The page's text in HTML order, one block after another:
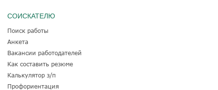
СОИСКАТЕЛЮ
Поиск работы
Анкета
Вакансии работодателей
Как составить резюме
Калькулятор з/п
Профориентация